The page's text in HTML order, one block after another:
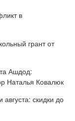
в
грант от
Ашдод:
Наталья Ковалюк
скидки до